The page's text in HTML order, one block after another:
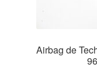
Airbag de